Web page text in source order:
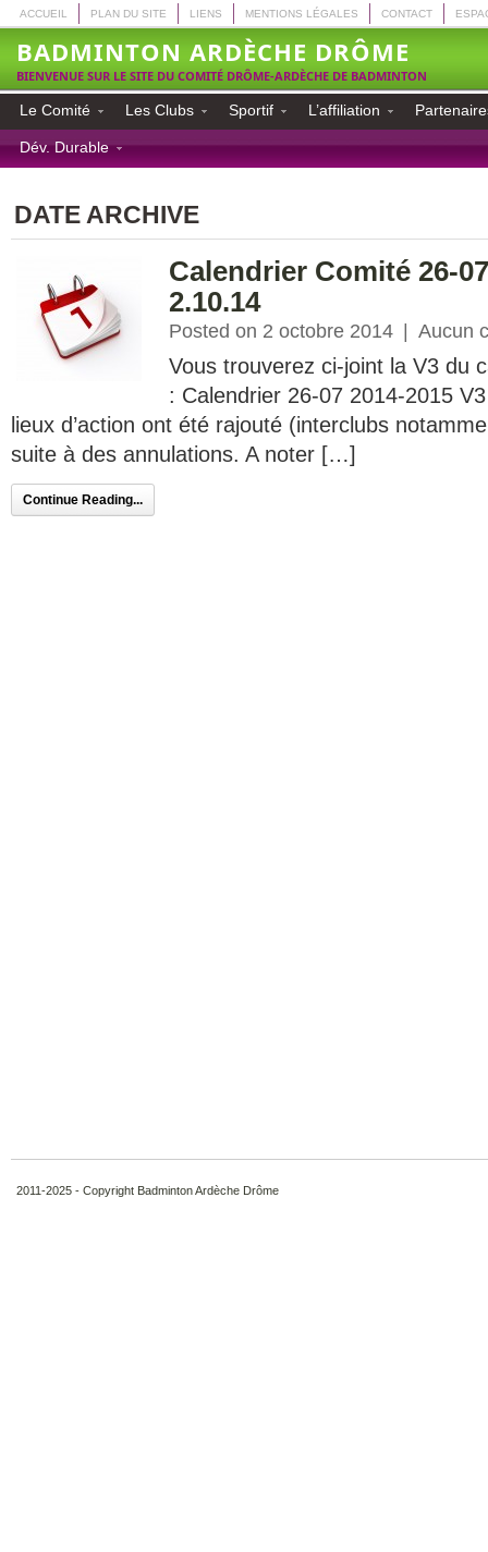
ACCUEIL PLAN DU SITE LIENS MENTIONS LÉGALES CONTACT
BADMINTON ARDÈCHE DRÔME
BIENVENUE SUR LE SITE DU COMITÉ DRÔME-ARDÈCHE DE BADMINTON
Le Comité Les Clubs Sportif L’affiliation
Dév. Durable
DATE ARCHIVE
Calendrier Comité 26-
2.10.14
Posted on 2 octobre 2014 Aucun
Vous trouverez ci-joint la V3 du
: Calendrier 26-07 2014-2015
lieux d’action ont été rajouté (interclubs
suite à des annulations. A noter […]
Continue Reading...
2011-2025 - Copyright Badminton Ardèche Drôme